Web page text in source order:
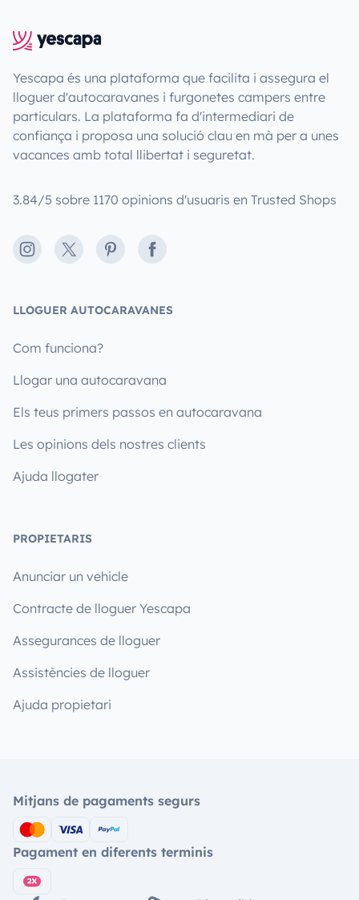
Yescapa és una plataforma que facilita i assegura el
lloguer d'autocaravanes i furgonetes campers entre
particulars. La plataforma fa d'intermediari de
confiança i proposa una solució clau en mà per a unes
vacances amb total llibertat i seguretat.
3.84/5 sobre 1170 opinions d'usuaris en Trusted Shops
Instagram
X PinterestFacebook
LLOGUER AUTOCARAVANES
Com funciona?
Llogar una autocaravana
Els teus primers passos en autocaravana
Les opinions dels nostres clients
Ajuda llogater
PROPIETARIS
Anunciar un vehicle
Contracte de lloguer Yescapa
Assegurances de lloguer
Assistències de lloguer
Ajuda propietari
Mitjans de pagaments segurs
Pagament en diferents terminis